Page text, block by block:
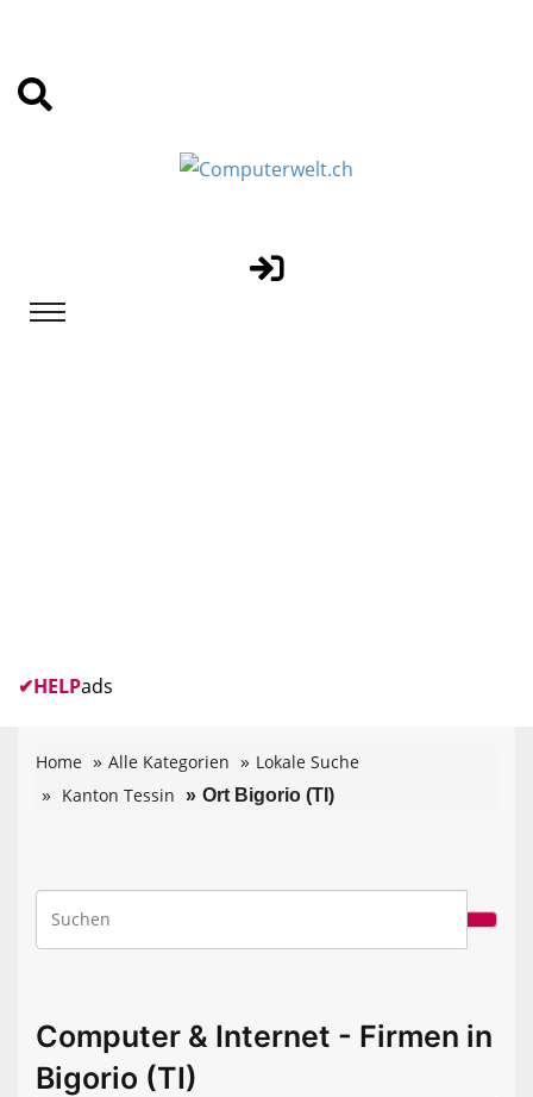
✔HELPads
Home Alle Kategorien
Lokale Suche
Kanton Tessin
Ort Bigorio (TI)
Computer & Internet - Firmen in
Bigorio (TI)